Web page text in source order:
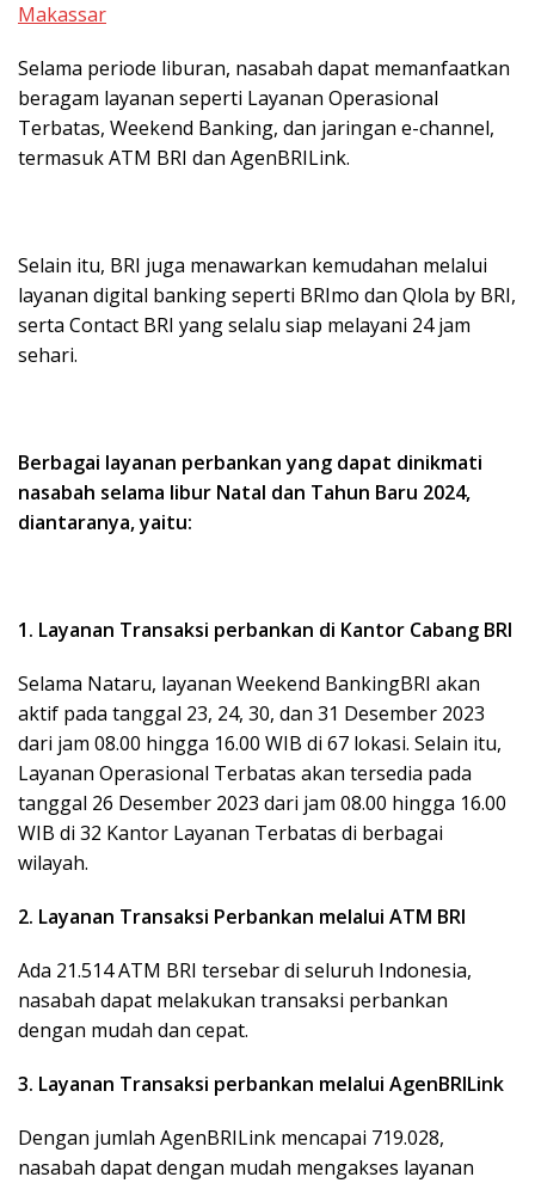
Makassar
Selama periode liburan, nasabah dapat memanfaatkan
beragam layanan seperti Layanan Operasional
Terbatas, Weekend Banking, dan jaringan e-channel,
termasuk ATM BRI dan AgenBRILink.
Selain itu, BRI juga menawarkan kemudahan melalui
layanan digital banking seperti BRImo dan Qlola by BRI,
serta Contact BRI yang selalu siap melayani 24 jam
sehari.
Berbagai layanan perbankan yang dapat dinikmati
nasabah selama libur Natal dan Tahun Baru 2024,
diantaranya, yaitu:
1. Layanan Transaksi perbankan di Kantor Cabang BRI
Selama Nataru, layanan Weekend BankingBRI akan
aktif pada tanggal 23, 24, 30, dan 31 Desember 2023
dari jam 08.00 hingga 16.00 WIB di 67 lokasi. Selain itu,
Layanan Operasional Terbatas akan tersedia pada
tanggal 26 Desember 2023 dari jam 08.00 hingga 16.00
WIB di 32 Kantor Layanan Terbatas di berbagai
wilayah.
2. Layanan Transaksi Perbankan melalui ATM BRI
Ada 21.514 ATM BRI tersebar di seluruh Indonesia,
nasabah dapat melakukan transaksi perbankan
dengan mudah dan cepat.
3. Layanan Transaksi perbankan melalui AgenBRILink
Dengan jumlah AgenBRILink mencapai 719.028,
nasabah dapat dengan mudah mengakses layanan